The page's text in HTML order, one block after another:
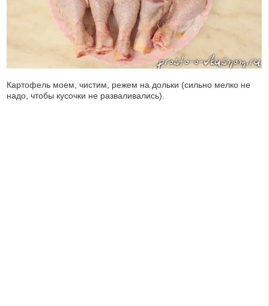
Картофель моем, чистим, режем на дольки (сильно мелко не
надо, чтобы кусочки не разваливались).